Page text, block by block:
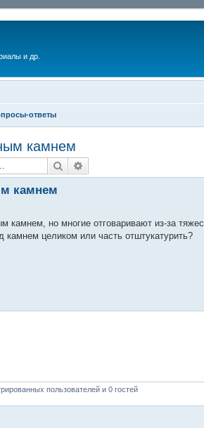
и др.
ответы
камнем
Поиск
камнем
но многие отговаривают из-за
целиком или часть отштукатурить?
пользователей и 0 гостей